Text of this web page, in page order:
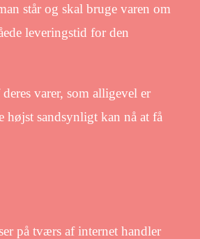
står og skal bruge varen om
leveringstid for den
varer, som alligevel er
højst sandsynligt kan nå at få
på tværs af internet handler